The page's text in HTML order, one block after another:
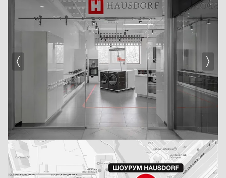
Для лучшей сохранности продуктов применяется целый ряд инновационных
технологий:
• настройка климата Climate Keeper™ с 3 и 4 электронными датчиками
температуры и точностью настройки до одного градуса;
• встроенный диспенсер для воды и льда Light Touch с подсветкой и водяным
фильтром Smart Water™;
• распределительная система воздушного потока по всем полкам равномерно;
• система интеллектуального размораживания FrostGuard™;
• выдвигающиеся полки с бортиком для защиты от проливания;
• зона свежести и ящик для фруктов и овощей с регулируемой влажностью;
• система из 3 трехъярусных выдвижных ящиков Pan Stack;
• инверторный компрессор, малошумный и энергосберегающий.
Температура в морозильном отделении может опускаться до −30°C, что
гарантирует долговременное хранение продуктов.
Для того чтобы купить холодильник от Ио Мабе по лучшей цене с бесплатной
доставкой и установкой в Москве, посетите наш сайт или обратитесь
за консультацией к специалистам магазина.